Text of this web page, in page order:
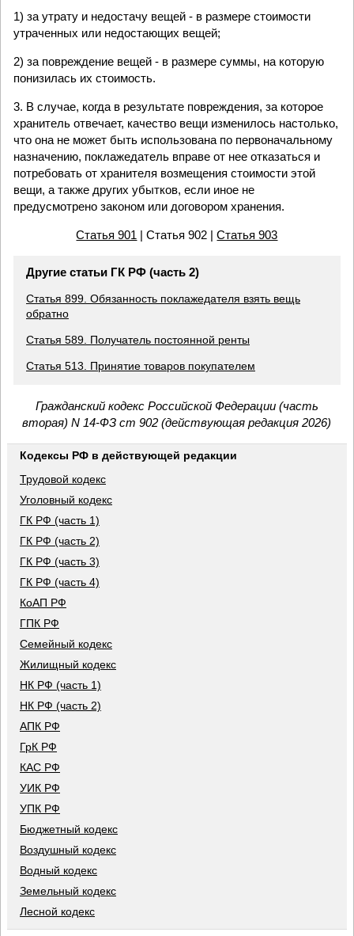
1) за утрату и недостачу вещей - в размере стоимости
утраченных или недостающих вещей;
2) за повреждение вещей - в размере суммы, на которую
понизилась их стоимость.
3. В случае, когда в результате повреждения, за которое
хранитель отвечает, качество вещи изменилось настолько,
что она не может быть использована по первоначальному
назначению, поклажедатель вправе от нее отказаться и
потребовать от хранителя возмещения стоимости этой
вещи, а также других убытков, если иное не
предусмотрено законом или договором хранения.
Статья 901 | Статья 902 |Статья 903
Другие статьи ГК РФ (часть 2)
Статья 899. Обязанность поклажедателя взять вещь
обратно
Статья 589. Получатель постоянной ренты
Статья 513. Принятие товаров покупателем
Гражданский кодекс Российской Федерации (часть
вторая) N 14-ФЗ ст 902 (действующая редакция 2026)
Кодексы РФ в действующей редакции
Трудовой кодекс
Уголовный кодекс
ГК РФ (часть 1)
ГК РФ (часть 2)
ГК РФ (часть 3)
ГК РФ (часть 4)
КоАП РФ
ГПК РФ
Семейный кодекс
Жилищный кодекс
НК РФ (часть 1)
НК РФ (часть 2)
АПК РФ
ГрК РФ
КАС РФ
УИК РФ
УПК РФ
Бюджетный кодекс
Воздушный кодекс
Водный кодекс
Земельный кодекс
Лесной кодекс